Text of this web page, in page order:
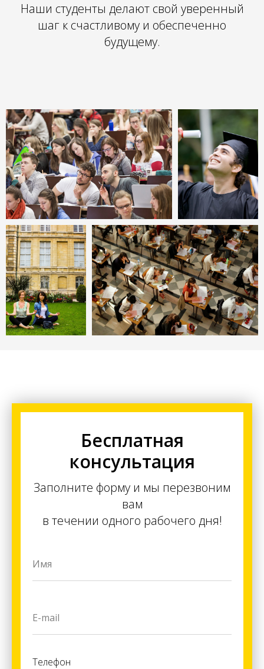
Наши студенты делают свой уверенный
шаг к счастливому и обеспеченно
будущему.
Бесплатная
консультация
Заполните форму и мы перезвоним
вам
в течении одного рабочего дня!
Телефон